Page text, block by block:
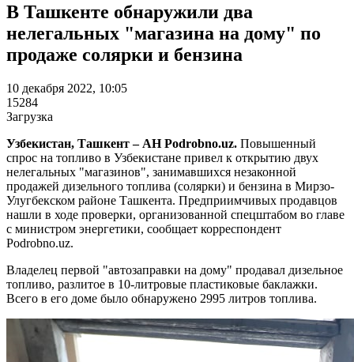
В Ташкенте обнаружили два
нелегальных "магазина на дому" по
продаже солярки и бензина
10 декабря 2022, 10:05
15284
Загрузка
Узбекистан, Ташкент – АН Podrobno.uz. Повышенный
спрос на топливо в Узбекистане привел к открытию двух
нелегальных "магазинов", занимавшихся незаконной
продажей дизельного топлива (солярки) и бензина в Мирзо-
Улугбекском районе Ташкента. Предприимчивых продавцов
нашли в ходе проверки, организованной спецштабом во главе
с министром энергетики, сообщает корреспондент
Podrobno.uz.
Владелец первой "автозаправки на дому" продавал дизельное
топливо, разлитое в 10-литровые пластиковые баклажки.
Всего в его доме было обнаружено 2995 литров топлива.